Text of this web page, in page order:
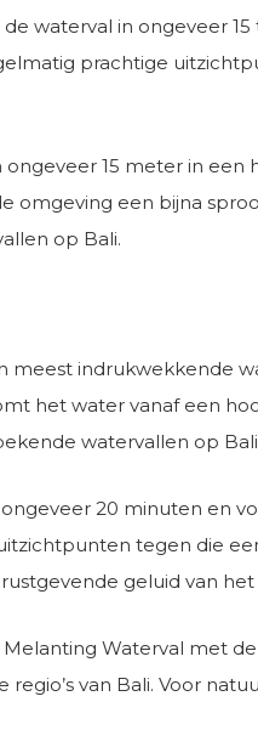
waterval in ongeveer
prachtige
15 meter in
omgeving een bijna
op Bali.
meest indrukwekkende
het water vanaf een
watervallen op
20 minuten en
tegen die
geluid van
Waterval met
van Bali. Voor